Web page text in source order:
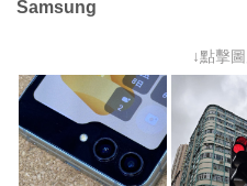
Samsung
↓點擊